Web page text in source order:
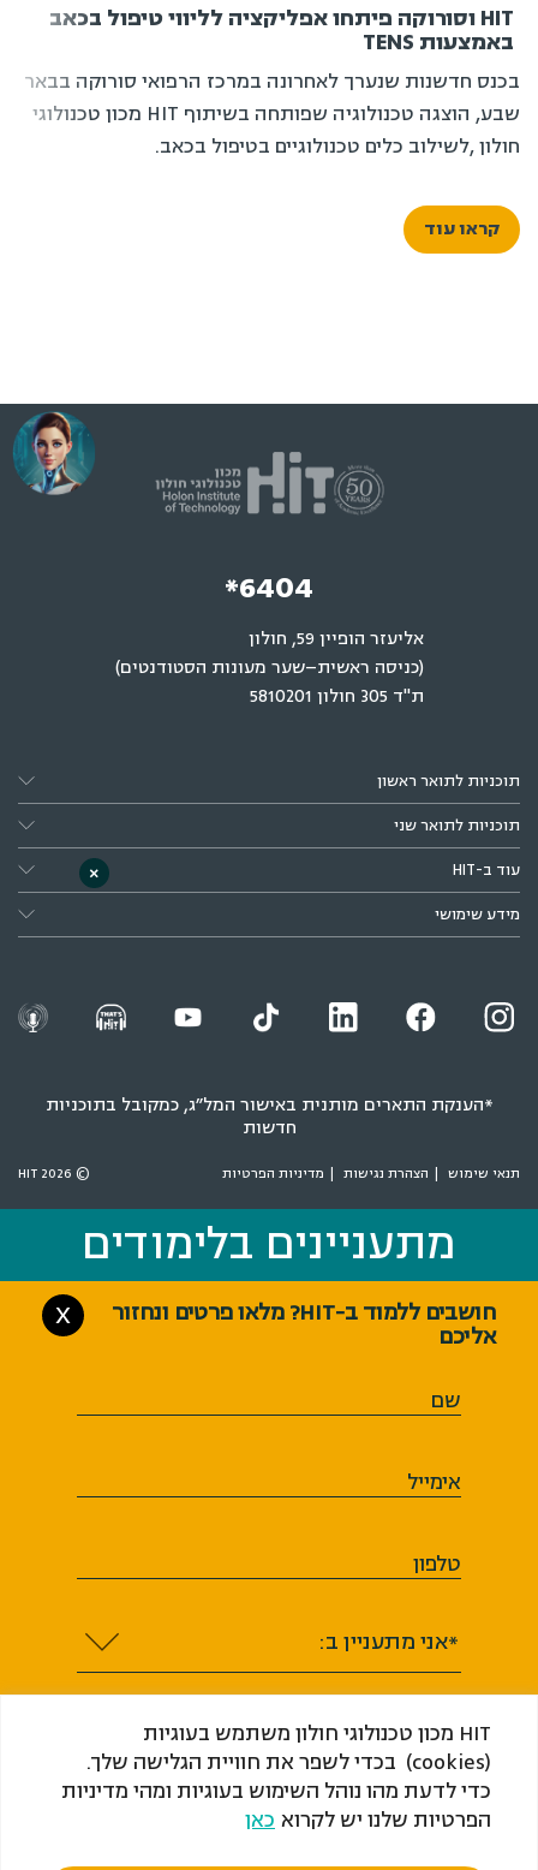
HIT מכון טכנולוגי חולון משתמש בעוגיות
(cookies) בכדי לשפר את חוויית הגלישה שלך.
כדי לדעת מהו נוהל השימוש בעוגיות ומהי מדיניות
הפרטיות שלנו יש לקרוא כאן
HIT וסורוקה פיתחו אפליקציה לליווי טיפול בכאב
באמצעות TENS
בכנס חדשנות שנערך לאחרונה במרכז הרפואי סורוקה בבאר
שבע, הוצגה טכנולוגיה שפותחה בשיתוף HIT מכון טכנולוגי
חולון ,לשילוב כלים טכנולוגיים בטיפול בכאב.
קראו עוד
*6404
אליעזר הופיין 59, חולון
(כניסה ראשית–שער מעונות הסטודנטים)
ת"ד 305 חולון 5810201
תוכניות לתואר ראשון
תוכניות לתואר שני
עוד ב-HIT
מידע שימושי
*הענקת התארים מותנית באישור המל״ג, כמקובל בתוכניות
חדשות
תנאי שימוש הצהרת נגישות מדיניות הפרטיות © 2026 HIT
מתעניינים בלימודים
חושבים ללמוד ב-HIT? מלאו פרטים ונחזור
אליכם
X
שם
אימייל
טלפון
*אני מתעניין ב:
מתעניינים בלימודים
×